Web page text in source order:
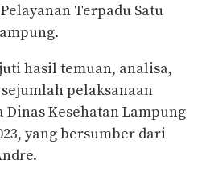
Terpadu Satu
hasil temuan, analisa,
pelaksanaan
Kesehatan Lampung
yang bersumber dari